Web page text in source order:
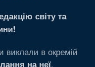
світу та
виклали в окремій
на неї.